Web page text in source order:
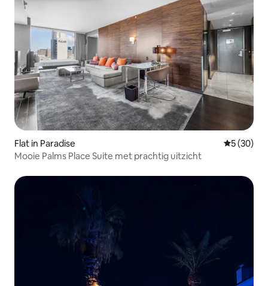
Flat in Paradise
5 (30)
Mooie Palms Place Suite met prachtig uitzicht